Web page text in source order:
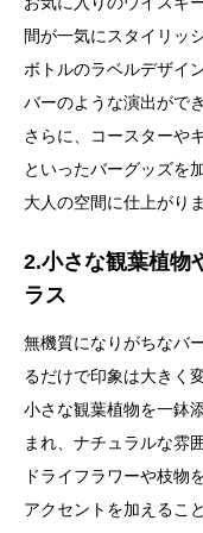
間が一気にスタイリッ
ボトルのラベルデザイ
バーのような演出ができ
さらに、コースターや
といったバーグッズを
大人の空間に仕上がりま
2.小さな観葉植物
ラス
無機質になりがちなバ
るだけで印象は大きく
小さな観葉植物を一鉢
まれ、ナチュラルな雰
ドライフラワーや枝物
アクセントを加えるこ